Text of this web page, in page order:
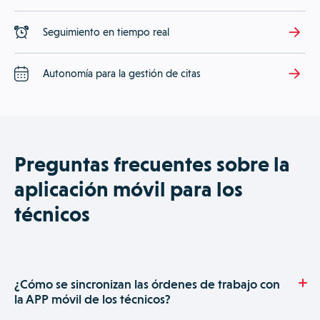
Seguimiento en tiempo real
Autonomía para la gestión de citas
Preguntas frecuentes sobre la
aplicación móvil para los
técnicos
¿Cómo se sincronizan las órdenes de trabajo con
la APP móvil de los técnicos?